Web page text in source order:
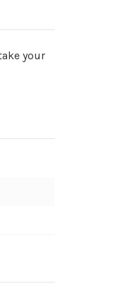
your